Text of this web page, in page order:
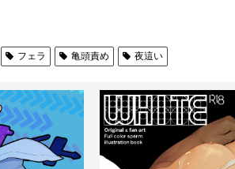
フェラ 亀頭責め 夜這い